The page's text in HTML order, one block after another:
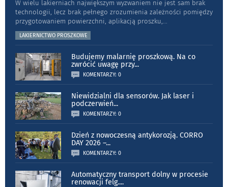
W wielu lakierniach największym wyzwaniem nie jest sam brak
technologii, lecz brak pełnego zrozumienia zależności pomiędzy
przygotowaniem powierzchni, aplikacją proszku,
LAKIERNICTWO PROSZKOWE
Budujemy malarnię proszkową. Na co
zwrócić uwagę przy...
KOMENTARZY: 0
Niewidzialni dla sensorów. Jak laser i
podczerwień...
KOMENTARZY: 0
Dzień z nowoczesną antykorozją. CORRO
DAY 2026 –...
KOMENTARZY: 0
Automatyczny transport dolny w procesie
renowacji felg....